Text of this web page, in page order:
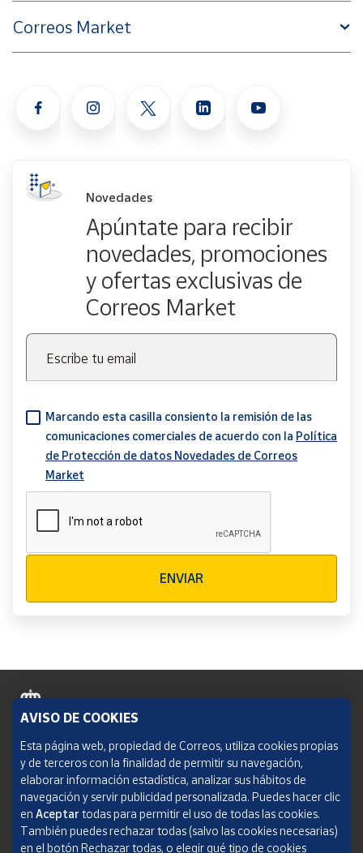
Correos Market
Novedades
Apúntate para recibir
novedades, promociones
y ofertas exclusivas de
Correos Market
Escribe tu email
Marcando esta casilla consiento la remisión de las
comunicaciones comerciales de acuerdo con la Política
de Protección de datos Novedades de Correos
Market
ENVIAR
Política de cookies
Aviso legal
Condiciones del servicio
Política de Privacidad Web
AVISO DE COOKIES
Esta página web, propiedad de Correos, utiliza cookies propias
y de terceros con la finalidad de permitir su navegación,
elaborar información estadística, analizar sus hábitos de
navegación y servir publicidad personalizada. Puedes hacer clic
en Aceptar todas para permitir el uso de todas las cookies.
También puedes rechazar todas (salvo las cookies necesarias)
en el botón Rechazar todas, o elegir qué tipo de cookies